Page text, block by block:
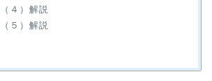
（４）解説
（５）解説